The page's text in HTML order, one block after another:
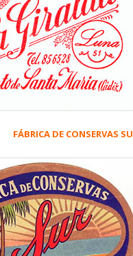
FÁBRICA DE CONSERVAS